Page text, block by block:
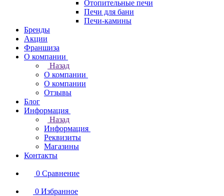
Отопительные печи
Печи для бани
Печи-камины
Бренды
Акции
Франшиза
О компании
Назад
О компании
О компании
Отзывы
Блог
Информация
Назад
Информация
Реквизиты
Магазины
Контакты
0 Сравнение
0 Избранное